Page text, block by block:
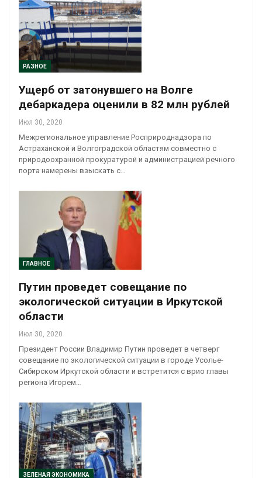
РАЗНОЕ
Ущерб от затонувшего на Волге
дебаркадера оценили в 82 млн рублей
Июл 30, 2020
Межрегиональное управление Росприроднадзора по
Астраханской и Волгоградской областям совместно с
природоохранной прокуратурой и администрацией речного
порта намерены взыскать с…
ГЛАВНОЕ
Путин проведет совещание по
экологической ситуации в Иркутской
области
Июл 30, 2020
Президент России Владимир Путин проведет в четверг
совещание по экологической ситуации в городе Усолье-
Сибирском Иркутской области и встретится с врио главы
региона Игорем…
ЗЕЛЕНАЯ ЭКОНОМИКА